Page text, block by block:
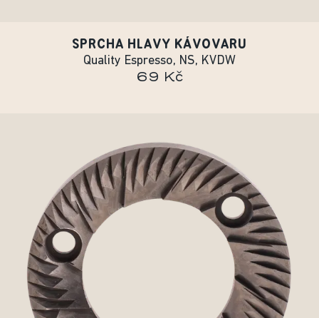
SPRCHA HLAVY KÁVOVARU
Quality Espresso, NS, KVDW
69 Kč